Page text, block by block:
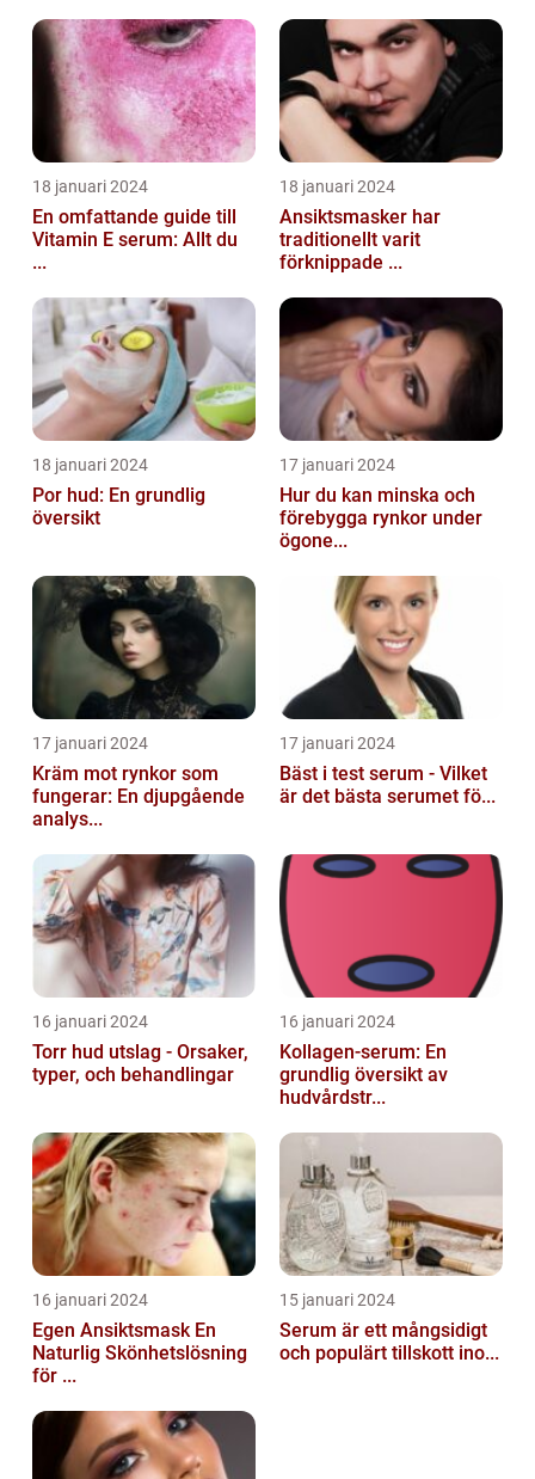
18 januari 2024
En omfattande guide till
Vitamin E serum: Allt du
...
18 januari 2024
Ansiktsmasker har
traditionellt varit
förknippade ...
18 januari 2024
Por hud: En grundlig
översikt
17 januari 2024
Hur du kan minska och
förebygga rynkor under
ögone...
17 januari 2024
Kräm mot rynkor som
fungerar: En djupgående
analys...
17 januari 2024
Bäst i test serum - Vilket
är det bästa serumet fö...
16 januari 2024
Torr hud utslag - Orsaker,
typer, och behandlingar
16 januari 2024
Kollagen-serum: En
grundlig översikt av
hudvårdstr...
16 januari 2024
Egen Ansiktsmask En
Naturlig Skönhetslösning
för ...
15 januari 2024
Serum är ett mångsidigt
och populärt tillskott ino...